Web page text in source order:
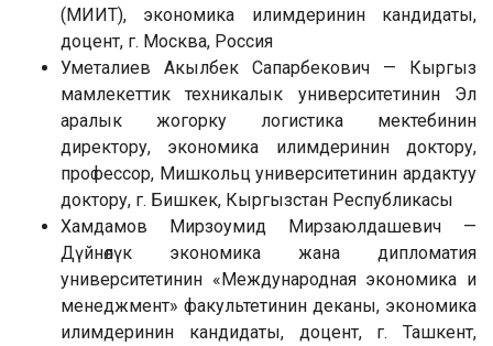
(МИИТ), экономика илимдеринин кандидаты,
доцент, г. Москва, Россия
Уметалиев Акылбек Сапарбекович — Кыргыз
мамлекеттик техникалык университетинин Эл
аралык жогорку логистика мектебинин
директору, экономика илимдеринин доктору,
профессор, Мишкольц университетинин ардактуу
доктору, г. Бишкек, Кыргызстан Республикасы
Хамдамов Мирзоумид Мирзаюлдашевич —
Дүйнөлүк экономика жана дипломатия
университетинин «Международная экономика и
менеджмент» факультетинин деканы, экономика
илимдеринин кандидаты, доцент, г. Ташкент,